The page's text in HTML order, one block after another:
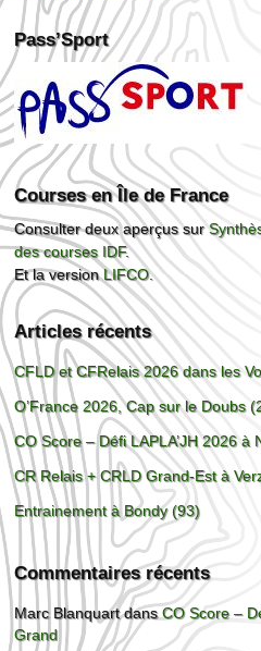
Pass’Sport
Courses en Île de France
Consulter deux aperçus sur
des courses IDF.
Et la versionLIFCO.
Articles récents
CFLD et CFRelais 2026 dans les
O’France 2026, Cap sur le Doubs
CO Score – Défi LAPLA’JH 2026 à
CR Relais + CRLD Grand-Est à
Entrainement à Bondy (93)
Commentaires récents
Marc BlanquartdansCO Score –
Grand